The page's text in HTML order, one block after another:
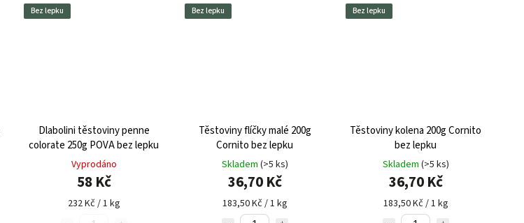
Bez lepku
Dlabolini těstoviny penne
colorate 250g POVA bez lepku
Vyprodáno
58 Kč
232 Kč / 1 kg
Bez lepku
Těstoviny flíčky malé 200g
Cornito bez lepku
Skladem (>5 ks)
36,70 Kč
183,50 Kč / 1 kg
Bez lepku
Těstoviny kolena 200g Cornito
bez lepku
Skladem (>5 ks)
36,70 Kč
183,50 Kč / 1 kg